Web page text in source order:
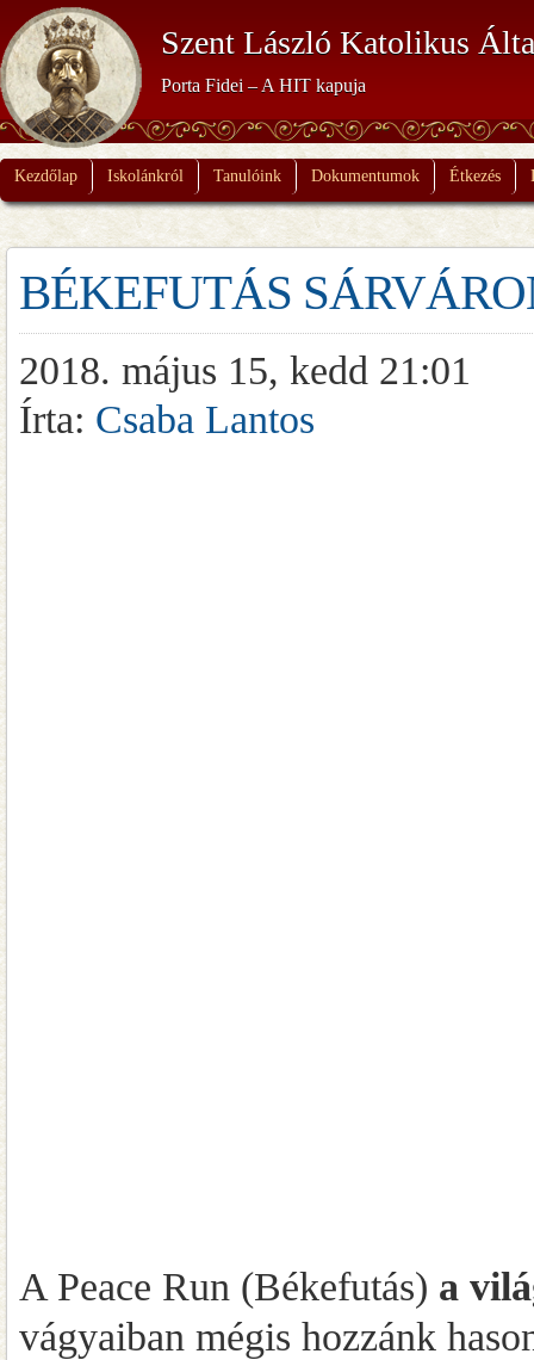
Szent László Katolikus
Porta Fidei – A HIT kapuja
Kezdőlap Iskolánkról Tanulóink Dokumentumok Étkezés
BÉKEFUTÁS
2018. május 15, kedd 21:01
Írta: Csaba Lantos
A Peace Run (Békefutás) a
vágyaiban mégis hozzánk